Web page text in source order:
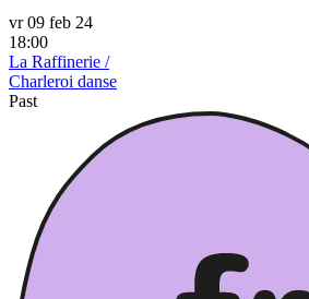
vr 09 feb 24
18:00
La Raffinerie /
Charleroi danse
Past